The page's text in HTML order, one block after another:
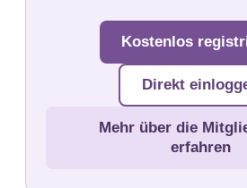
Kostenlos
Direkt
Mehr über die
erfahren